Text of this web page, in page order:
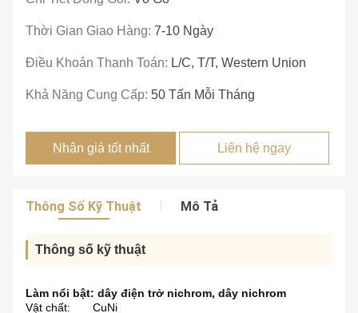
Thời Gian Giao Hàng: 7-10 Ngày
Điều Khoản Thanh Toán: L/c, T/T, Western Union
Khả Năng Cung Cấp: 50 Tấn Mỗi Tháng
Nhận giá tốt nhất Liên hệ ngay
Thông Số Kỹ Thuật Mô Tả
Thông số kỹ thuật
Làm nổi bật: dây điện trở nichrom, dây nichrom
Vật chất:
CuNi